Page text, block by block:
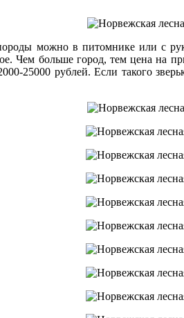
можно в питомнике или с
Чем больше город, тем цена на
25000 рублей. Если такого